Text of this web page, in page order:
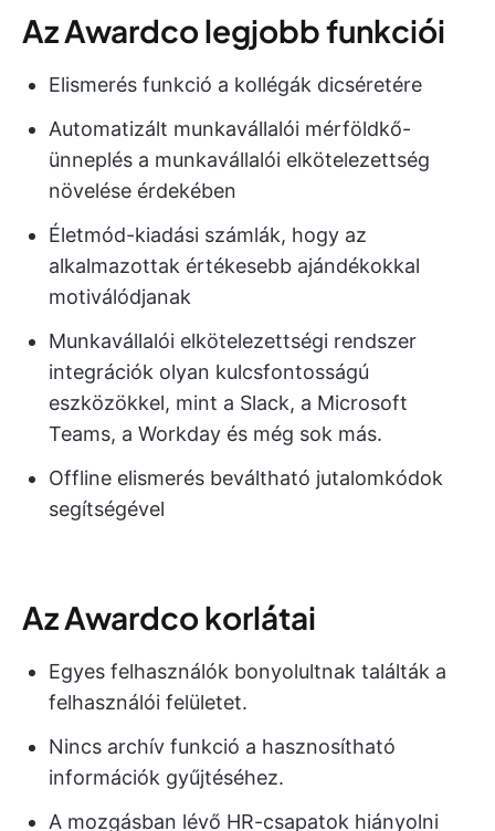
Az Awardco legjobb funkciói
Elismerés funkció a kollégák dicséretére
Automatizált munkavállalói mérföldkő-
ünneplés a munkavállalói elkötelezettség
növelése érdekében
Életmód-kiadási számlák, hogy az
alkalmazottak értékesebb ajándékokkal
motiválódjanak
Munkavállalói elkötelezettségi rendszer
integrációk olyan kulcsfontosságú
eszközökkel, mint a Slack, a Microsoft
Teams, a Workday és még sok más.
Offline elismerés beváltható jutalomkódok
segítségével
Az Awardco korlátai
Egyes felhasználók bonyolultnak találták a
felhasználói felületet.
Nincs archív funkció a hasznosítható
információk gyűjtéséhez.
A mozgásban lévő HR-csapatok hiányolni